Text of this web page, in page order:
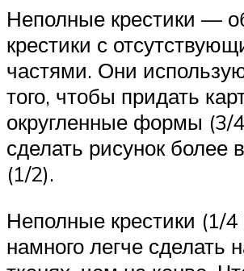
Неполные крестики —
крестики с
частями. Они
того, чтобы придать
округленные формы (3/
сделать рисунок более
(1/2).
Неполные крестики (1/4
намного легче сделать